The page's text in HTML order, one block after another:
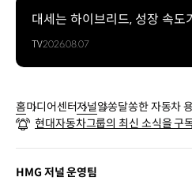
대세는 하이브리드, 성장 속도
TV2026.08.07
홈미디어센터저널알쏭달쏭한 자동차
현대자동차그룹의 최신 소식을 구
HMG 저널 운영팀